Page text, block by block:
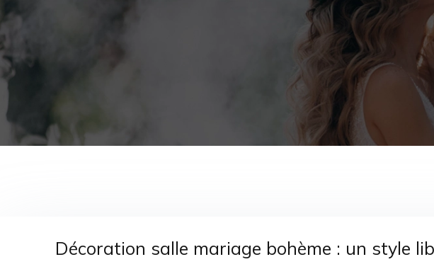
Décoration salle mariage bohème : un style